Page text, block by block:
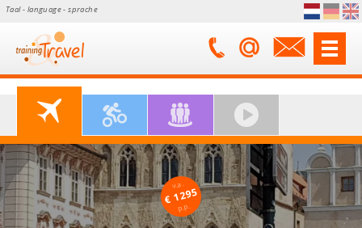
Taal - language - sprache
v.a.
€ 1295
p.p.